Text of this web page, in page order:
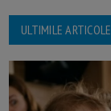
ULTIMILE ARTICOLE